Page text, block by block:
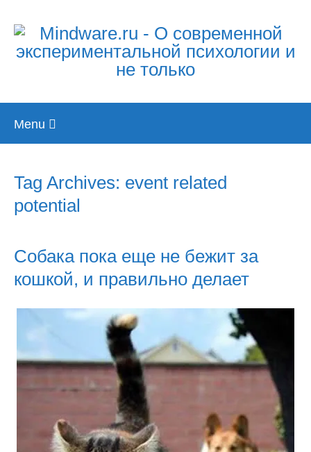
Menu
Tag Archives: event related
potential
Собака пока еще не бежит за
кошкой, и правильно делает